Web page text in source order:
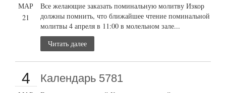
МАР
21
Все желающие заказать поминальную молитву Изкор
должны помнить, что ближайшее чтение поминальной
молитвы 4 апреля в 11:00 в молельном зале...
Читать далее
4 Календарь 5781